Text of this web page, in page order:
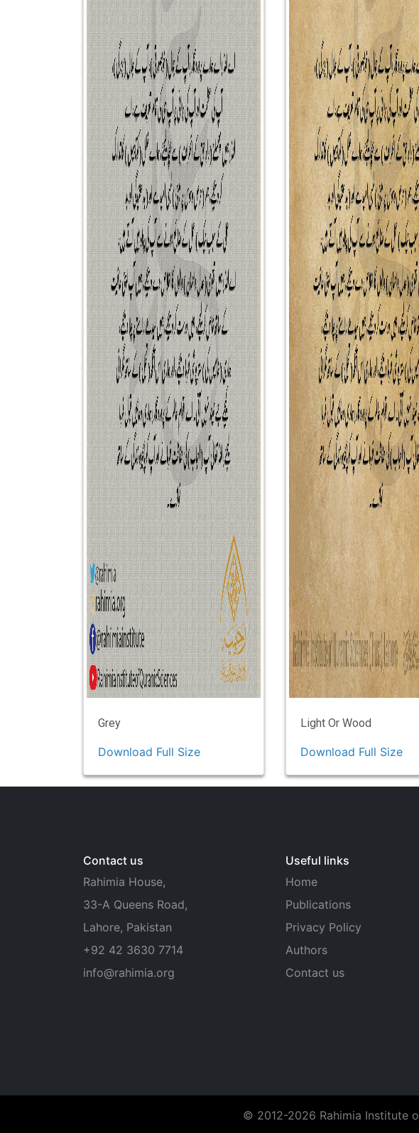
Grey
Download Full Size
Light Or Wood
Download Full Size
Contact us
Rahimia House,
33-A Queens Road,
Lahore, Pakistan
+92 42 3630 7714
info@rahimia.org
Useful links
Home
Publications
Privacy Policy
Authors
Contact us
© 2012-2026 Rahimia Institute